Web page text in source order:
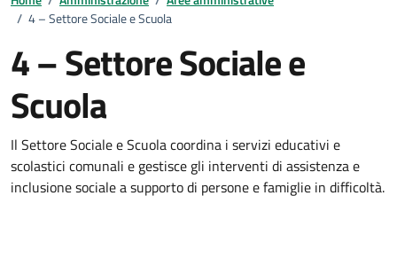
/ 4 – Settore Sociale e Scuola
4 – Settore Sociale e
Scuola
Il Settore Sociale e Scuola coordina i servizi educativi e
scolastici comunali e gestisce gli interventi di assistenza e
inclusione sociale a supporto di persone e famiglie in difficoltà.